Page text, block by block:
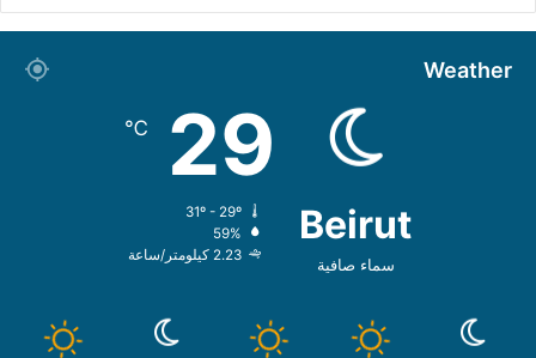
Weather
Beirut
سماء صافية
29
℃
59%
2.23 كيلومتر/ساعة